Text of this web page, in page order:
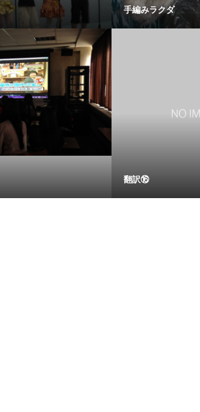
手編みラクダ
翻訳⑯